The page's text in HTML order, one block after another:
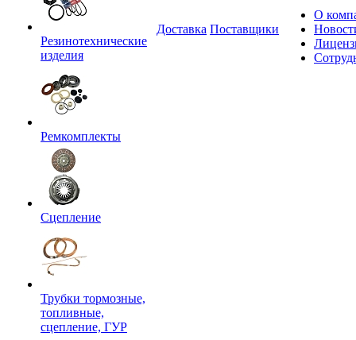
Резинотехнические
изделия
Ремкомплекты
Сцепление
Трубки тормозные,
топливные,
сцепление, ГУР
Доставка Поставщики
О